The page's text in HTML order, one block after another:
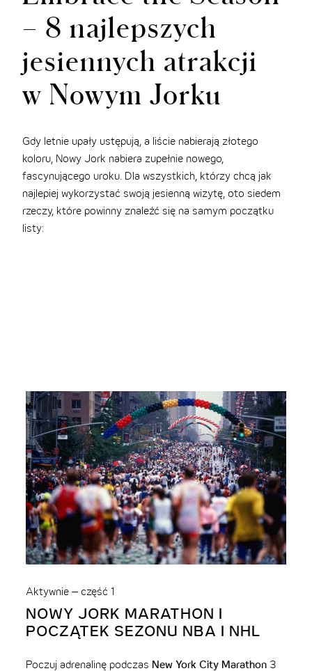
– 8 najlepszych
jesiennych atrakcji
w Nowym Jorku
Gdy letnie upały ustępują, a liście nabierają złotego
koloru, Nowy Jork nabiera zupełnie nowego,
fascynującego uroku. Dla wszystkich, którzy chcą jak
najlepiej wykorzystać swoją jesienną wizytę, oto siedem
rzeczy, które powinny znaleźć się na samym początku
listy:
Aktywnie – część 1
NOWY JORK MARATHON I
POCZĄTEK SEZONU NBA I NHL
Poczuj adrenalinę podczas New York City Marathon 3